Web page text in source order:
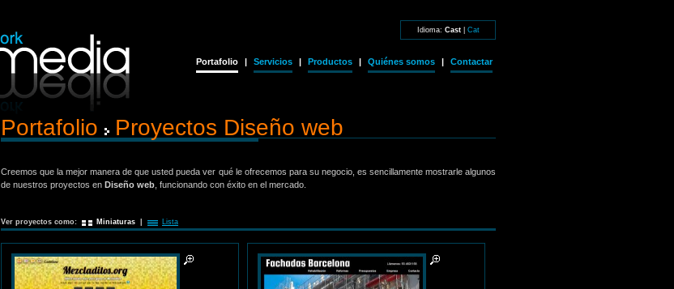
Idioma: Cast| Cat
Portafolio | Servicios | Productos | Quiénes somos | Contactar
Portafolio Proyectos Diseño web
Creemos que la mejor manera de que usted pueda ver qué le ofrecemos para su negocio, es sencillamente mostrarle algunos
de nuestros proyectos en Diseño web , funcionando con éxito en el mercado.
Ver proyectos como: Miniaturas Lista